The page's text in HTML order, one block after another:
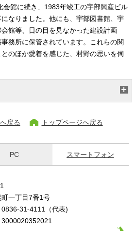
会館に続き、1983年竣工の宇部興産ビル
なりました。他にも、宇部図書館、宇
館等、日の目を見なかった建設計画
務所に保管されています。これらの関
のほか愛着を感じた、村野の思いを伺
戻る トップページへ戻る
PC スマートフォン
一丁目7番1号
0836-31-4111（代表)